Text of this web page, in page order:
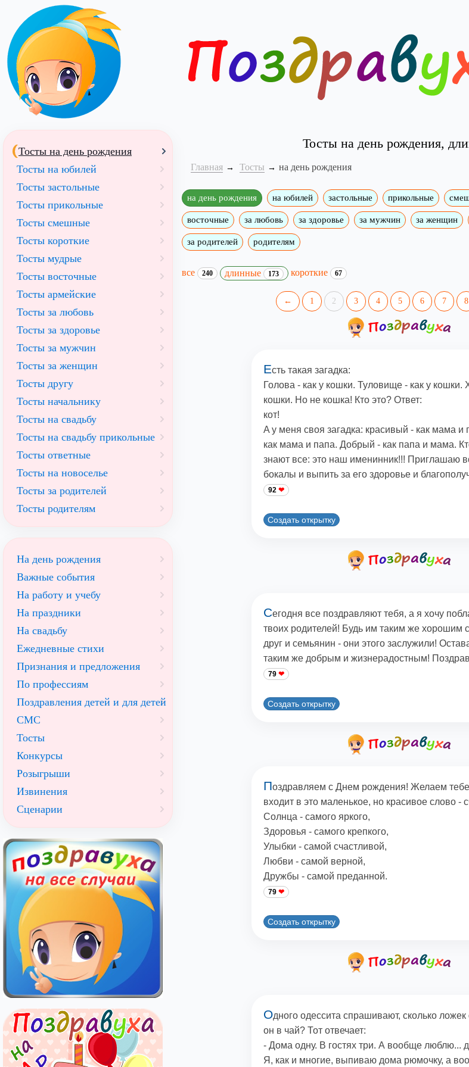
Тосты на день рождения,
Главная Тосты на день рождения
на день рождения на юбилей застольные прикольные
восточные за любовь за здоровье за мужчин за женщин
за родителей родителям
все 240 длинные 173 короткие 67
← 1 2 3 4 5 6 7 8
Есть такая загадка:
Голова - как у кошки. Туловище - как у кошки.
кошки. Но не кошка! Кто это? Ответ:
кот!
A у меня своя загадка: красивый - как мама
как мама и папа. Добрый - как папа и мама.
знают все: это наш именинник!!! Приглашаю
бокалы и выпить за его здоровье и
92
Создать открытку
Сегодня все поздравляют тебя, а я хочу
твоих родителей! Будь им таким же хорошим
друг и семьянин - они этого заслужили!
таким же добрым и жизнерадостным!
79
Создать открытку
Поздравляем с Днем рождения! Желаем тебе
входит в это маленькое, но красивое слово -
Солнца - самого яркого,
Здоровья - самого крепкого,
Улыбки - самой счастливой,
Любви - самой верной,
Дружбы - самой преданной.
79
Создать открытку
Одного одессита спрашивают, сколько ложек
он в чай? Тот отвечает:
- Дома одну. В гостях три. А вообще люблю...
Я, как и многие, выпиваю дома рюмочку, а
Тосты на день рождения
Тосты на юбилей
Тосты застольные
Тосты прикольные
Тосты смешные
Тосты короткие
Тосты мудрые
Тосты восточные
Тосты армейские
Тосты за любовь
Тосты за здоровье
Тосты за мужчин
Тосты за женщин
Тосты другу
Тосты начальнику
Тосты на свадьбу
Тосты на свадьбу прикольные
Тосты ответные
Тосты на новоселье
Тосты за родителей
Тосты родителям
На день рождения
Важные события
На работу и учебу
На праздники
На свадьбу
Ежедневные стихи
Признания и предложения
По профессиям
Поздравления детей и для детей
СМС
Тосты
Конкурсы
Розыгрыши
Извинения
Сценарии